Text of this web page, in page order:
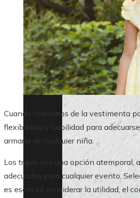
Cuando hablamos de la vestimenta
flexibilidad y habilidad para
armario de cualquier niña.
Los trajes son una opción atemporal,
adecuados para cualquier evento.
es esencial considerar la utilidad, el